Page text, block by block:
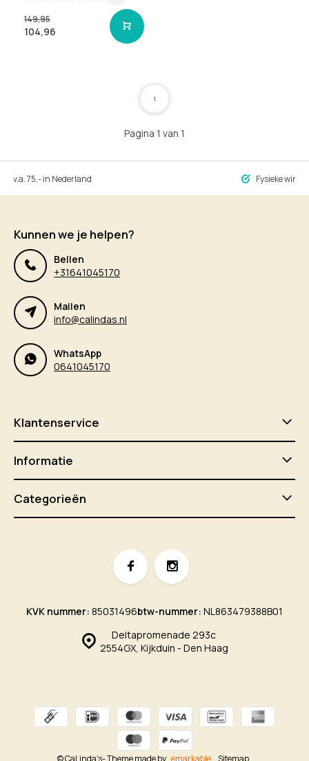
149,95
104,96
Pagina 1 van 1
1
v.a. 75,- in Nederland Fysieke
Kunnen we je helpen?
Bellen
+31641045170
Mailen
info@calindas.nl
WhatsApp
0641045170
Klantenservice
Informatie
Categorieën
Deltapromenade 293c
2554GX, Kijkduin - Den Haag
KVK nummer: 85031496btw-nummer: NL863479388B01
© CaLinda's- Theme made by emarkable Sitemap